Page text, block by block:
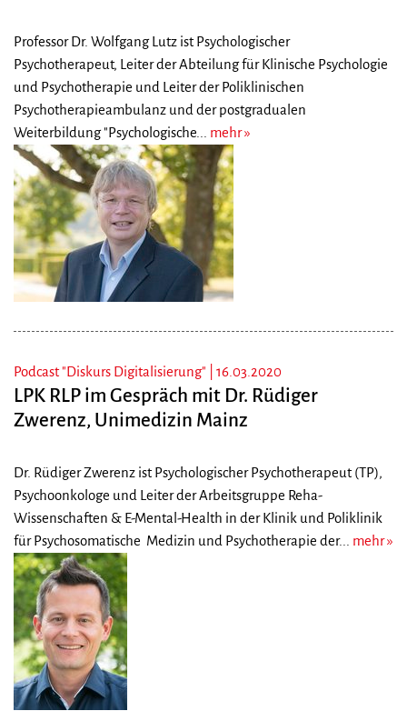
Professor Dr. Wolfgang Lutz ist Psychologischer
Psychotherapeut, Leiter der Abteilung für Klinische Psychologie
und Psychotherapie und Leiter der Poliklinischen
Psychotherapieambulanz und der postgradualen
Weiterbildung "Psychologische... mehr
Podcast "Diskurs Digitalisierung" | 16.03.2020
LPK RLP im Gespräch mit Dr. Rüdiger
Zwerenz, Unimedizin Mainz
Dr. Rüdiger Zwerenz ist Psychologischer Psychotherapeut (TP),
Psychoonkologe und Leiter der Arbeitsgruppe Reha-
Wissenschaften & E-Mental-Health in der Klinik und Poliklinik
für Psychosomatische Medizin und Psychotherapie der... mehr